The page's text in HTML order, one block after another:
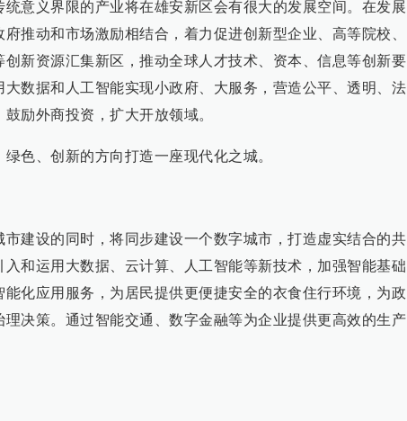
统意义界限的产业将在雄安新区会有很大的发展空间。在发展
推动和市场激励相结合，着力促进创新型企业、高等院校、
创新资源汇集新区，推动全球人才技术、资本、信息等创新要
大数据和人工智能实现小政府、大服务，营造公平、透明、法
励外商投资，扩大开放领域。
色、创新的方向打造一座现代化之城。
市建设的同时，将同步建设一个数字城市，打造虚实结合的共
入和运用大数据、云计算、人工智能等新技术，加强智能基础
能化应用服务，为居民提供更便捷安全的衣食住行环境，为政
理决策。通过智能交通、数字金融等为企业提供更高效的生产